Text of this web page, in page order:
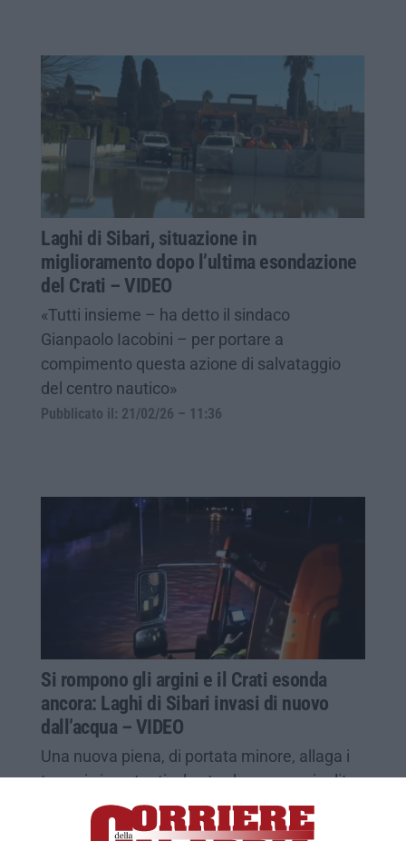
Laghi di Sibari, situazione in
miglioramento dopo l’ultima esondazione
del Crati – VIDEO
«Tutti insieme – ha detto il sindaco
Gianpaolo Iacobini – per portare a
compimento questa azione di salvataggio
del centro nautico»
Pubblicato il: 21/02/26 – 11:36
Si rompono gli argini e il Crati esonda
ancora: Laghi di Sibari invasi di nuovo
dall’acqua – VIDEO
Una nuova piena, di portata minore, allaga i
terreni circostanti e le strade appena ripulite
dal fango. Riunione del tavolo della Prociv
Pubblicato il: 20/02/26 – 19:07